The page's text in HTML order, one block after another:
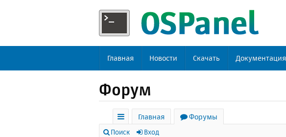
Главная Новости Скачать Документация
Форум
с
Главная Форумы
Поиск Вход